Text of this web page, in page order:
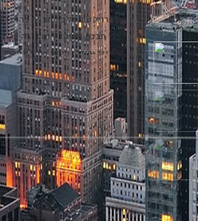
בפרויקט משלבת חברת פרי
ידי תכנון מדוקדק וחשיבה על
כיווני אוויר, חיפוי שיש
מרשים ויוקרתי.
אפשרויות פרימיום של תכנון,
שכונת "גן הפקאן" ממוקמת
היוקרתיות והמבוקשות
חינוך ומרכזי הבילוי והקניות.
פתיחתו של
אליה. המתחם מציע לתושביו
ופינות חמד לילדים.